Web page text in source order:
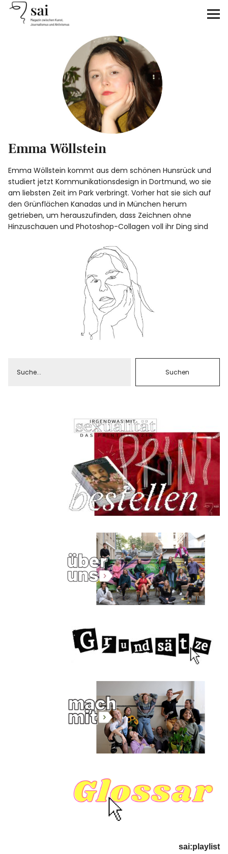
sai
Klimagerechtigkeit
Antirassismus
Kunst&Literatur
Generation XYZ
Über uns
Instagram
Emma Wöllstein
Emma Wöllstein kommt aus dem schönen Hunsrück und
studiert jetzt Kommunikationsdesign in Dortmund, wo sie
am liebsten Zeit im Park verbringt. Vorher hat sie sich auf
den Grünflächen Kanadas und in München herum
getrieben, um herauszufinden, dass Zeichnen ohne
Hinzuschauen und Photoshop-Collagen voll ihr Ding sind
sai:playlist